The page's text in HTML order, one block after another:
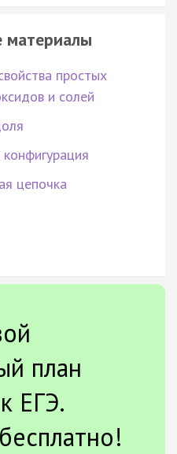
материалы
простых
и солей
цепочка
план
ЕГЭ.